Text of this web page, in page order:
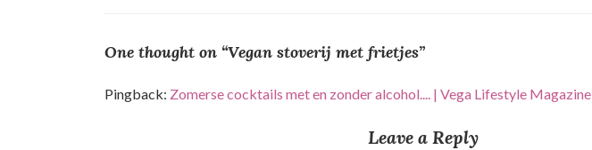
i
c
One thought on “Vegan stoverij met frietjes”
Pingback: Zomerse cocktails met en zonder alcohol.... | Vega Lifestyle Magazine
Leave a Reply